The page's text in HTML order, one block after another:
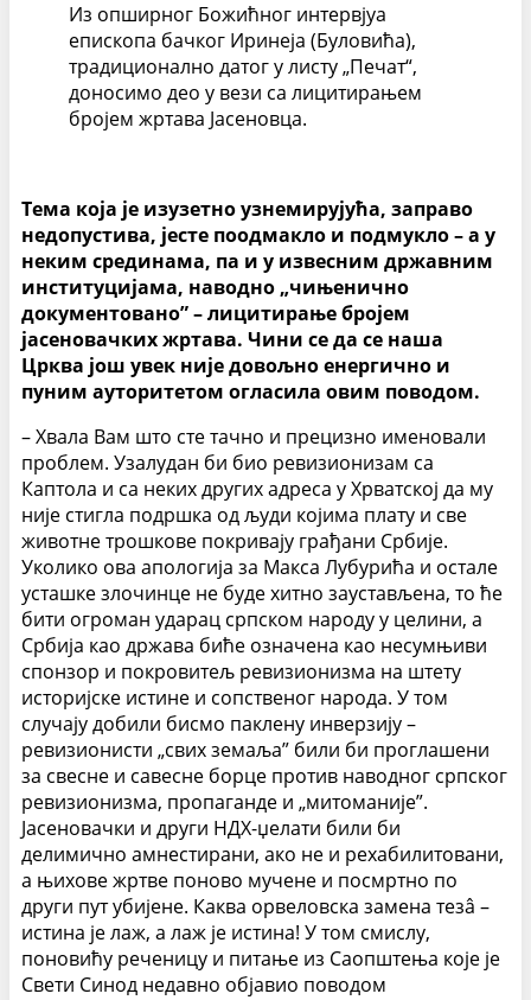
Из опширног Божићног интервјуа
епископа бачког Иринеја (Буловића),
традиционално датог у листу „Печат“,
доносимо део у вези са лицитирањем
бројем жртава Јасеновца.
Тема која је изузетно узнемирујућа, заправо
недопустива, јесте поодмакло и подмукло – а у
неким срединама, па и у извесним државним
институцијама, наводно „чињенично
документовано” – лицитирање бројем
јасеновачких жртава. Чини се да се наша
Црква још увек није довољно енергично и
пуним ауторитетом огласила овим поводом.
– Хвала Вам што сте тачно и прецизно именовали
проблем. Узалудан би био ревизионизам са
Каптола и са неких других адреса у Хрватској да му
није стигла подршка од људи којима плату и све
животне трошкове покривају грађани Србије.
Уколико ова апологија за Макса Лубурића и остале
усташке злочинце не буде хитно заустављена, то ће
бити огроман ударац српском народу у целини, а
Србија као држава биће означена као несумњиви
спонзор и покровитељ ревизионизма на штету
историјске истине и сопственог народа. У том
случају добили бисмо паклену инверзију –
ревизионисти „свих земаља” били би проглашени
за свесне и савесне борце против наводног српског
ревизионизма, пропаганде и „митоманије”.
Јасеновачки и други НДХ-џелати били би
делимично амнестирани, ако не и рехабилитовани,
а њихове жртве поново мучене и посмртно по
други пут убијене. Каква орвеловска замена тезâ –
истина је лаж, а лаж је истина! У том смислу,
поновићу реченицу и питање из Саопштења које је
Свети Синод недавно објавио поводом